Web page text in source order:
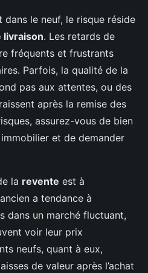
dans le neuf, le risque réside
livraison. Les retards de
fréquents et frustrants
Parfois, la qualité de la
pas aux attentes, ou des
après la remise des
assurez-vous de bien
et de demander
la revente est à
a tendance à
dans un marché fluctuant,
voir leur prix
neufs, quant à eux,
de valeur après l’achat